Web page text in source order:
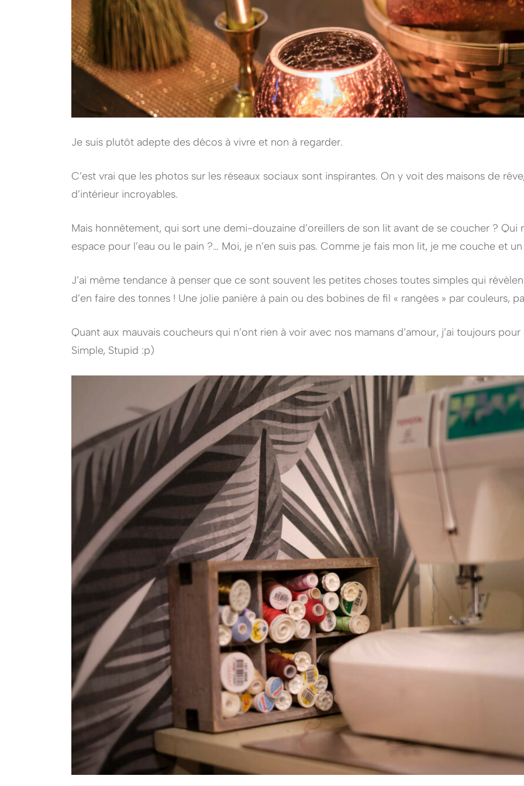
Je suis plutôt adepte des décos à vivre et non à regarder.
C’est vrai que les photos sur les réseaux sociaux sont inspirantes. On y voit des maisons de
d’intérieur incroyables.
Mais honnêtement, qui sort une demi-douzaine d’oreillers de son lit avant de se coucher ? Qui
espace pour l’eau ou le pain ?… Moi, je n’en suis pas. Comme je fais mon lit, je me couche et
J’ai même tendance à penser que ce sont souvent les petites choses toutes simples qui
d’en faire des tonnes ! Une jolie panière à pain ou des bobines de fil « rangées » par couleurs,
Quant aux mauvais coucheurs qui n’ont rien à voir avec nos mamans d’amour, j’ai toujours
Simple, Stupid :p)